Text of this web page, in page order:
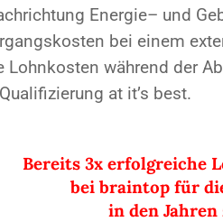
Energie– und
bei einem
während der
at it’s best.
Bereits 3x erfolgreiche
bei braintop für
in den